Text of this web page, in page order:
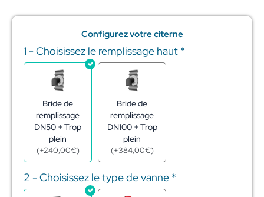
Configurez votre citerne
1 - Choisissez le remplissage haut *
Bride de
remplissage
DN50 + Trop
plein
(+240,00€)
Bride de
remplissage
DN100 + Trop
plein
(+384,00€)
2 - Choisissez le type de vanne *
quantité
de
Réserve
acier
galva
499m3
ø15,82
h2,54
m